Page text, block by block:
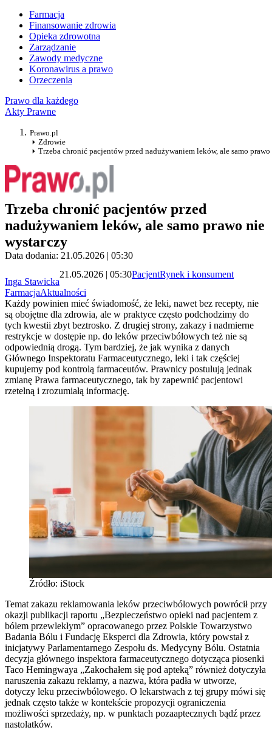
Farmacja
Finansowanie zdrowia
Opieka zdrowotna
Zarządzanie
Zawody medyczne
Koronawirus a prawo
Orzeczenia
Prawo dla każdego
Akty Prawne
Prawo.pl
Zdrowie
Trzeba chronić pacjentów przed nadużywaniem leków, ale samo
Trzeba chronić pacjentów przed
nadużywaniem leków, ale samo prawo nie
wystarczy
Data dodania: 21.05.2026 | 05:30
Inga Stawicka
21.05.2026 | 05:30PacjentRynek i konsument
FarmacjaAktualności
Każdy powinien mieć świadomość, że leki, nawet bez recepty, nie
są obojętne dla zdrowia, ale w praktyce często podchodzimy do
tych kwestii zbyt beztrosko. Z drugiej strony, zakazy i nadmierne
restrykcje w dostępie np. do leków przeciwbólowych też nie są
odpowiednią drogą. Tym bardziej, że jak wynika z danych
Głównego Inspektoratu Farmaceutycznego, leki i tak częściej
kupujemy pod kontrolą farmaceutów. Prawnicy postulują jednak
zmianę Prawa farmaceutycznego, tak by zapewnić pacjentowi
rzetelną i zrozumiałą informację.
Źródło: iStock
Temat zakazu reklamowania leków przeciwbólowych powrócił przy
okazji publikacji raportu „Bezpieczeństwo opieki nad pacjentem z
bólem przewlekłym” opracowanego przez Polskie Towarzystwo
Badania Bólu i Fundację Eksperci dla Zdrowia, który powstał z
inicjatywy Parlamentarnego Zespołu ds. Medycyny Bólu. Ostatnia
decyzja głównego inspektora farmaceutycznego dotycząca piosenki
Taco Hemingwaya „Zakochałem się pod apteką” również dotyczyła
naruszenia zakazu reklamy, a nazwa, która padła w utworze,
dotyczy leku przeciwbólowego. O lekarstwach z tej grupy mówi się
jednak często także w kontekście propozycji ograniczenia
możliwości sprzedaży, np. w punktach pozaaptecznych bądź przez
nastolatków.